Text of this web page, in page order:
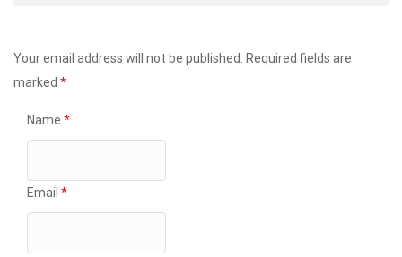
Your email address will not be published.
Required fields are
marked *
Name *
Email *